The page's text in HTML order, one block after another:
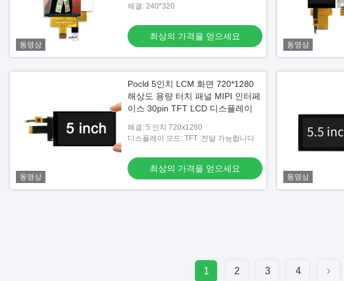
동영상
해결: 240*320
최상의 가격을 얻으세요
동영상
동영상
Pocld 5인치 LCM 화면 720*1280
해상도 용량 터치 패널 MIPI 인터페
이스 30pin TFT LCD 디스플레이
해결: 5 인치 720x1280
디스플레이 모드: TFT :전달 가능합니다
최상의 가격을 얻으세요
동영상
1 2 3 4